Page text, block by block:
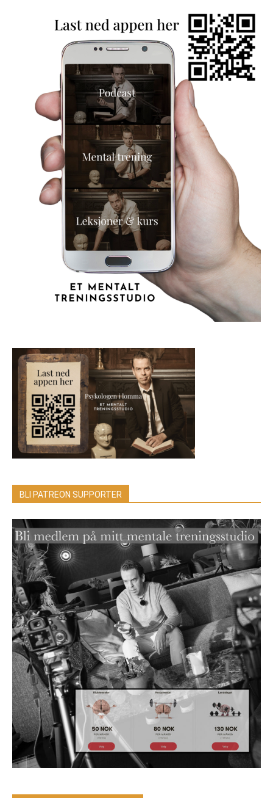
BLI PATREON SUPPORTER